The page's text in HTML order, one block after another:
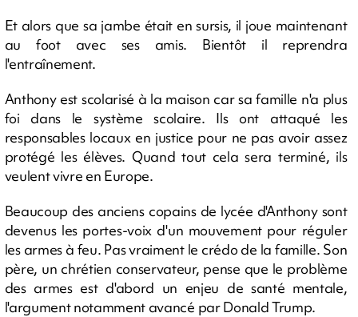
Et alors que sa jambe était en sursis, il joue maintenant
au foot avec ses amis. Bientôt il reprendra
l'entraînement.
Anthony est scolarisé à la maison car sa famille n'a plus
foi dans le système scolaire. Ils ont attaqué les
responsables locaux en justice pour ne pas avoir assez
protégé les élèves. Quand tout cela sera terminé, ils
veulent vivre en Europe.
Beaucoup des anciens copains de lycée d'Anthony sont
devenus les portes-voix d'un mouvement pour réguler
les armes à feu. Pas vraiment le crédo de la famille. Son
père, un chrétien conservateur, pense que le problème
des armes est d'abord un enjeu de santé mentale,
l'argument notamment avancé par Donald Trump.